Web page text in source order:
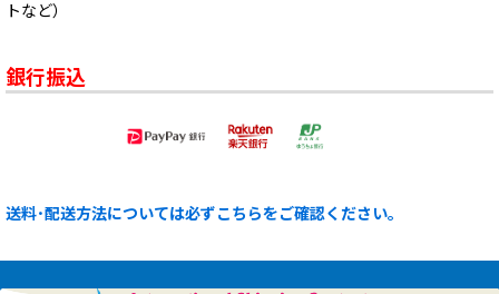
トなど）
銀行振込
送料･配送方法については必ずこちらをご確認ください。